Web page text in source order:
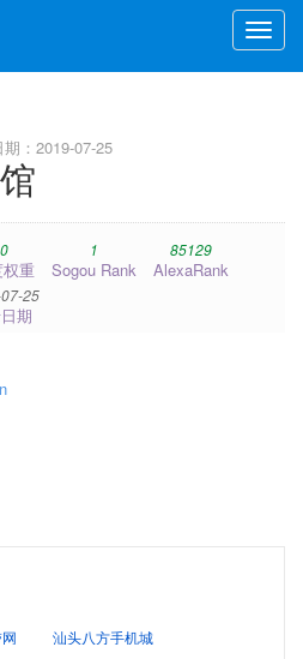
Toggle
：2019-07-25
0
重
1
Sogou Rank
85129
AlexaRank
25
期
汕头八方手机城